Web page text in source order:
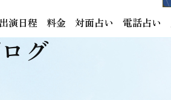
出演日程 料金 対面占い 電話占い
グ